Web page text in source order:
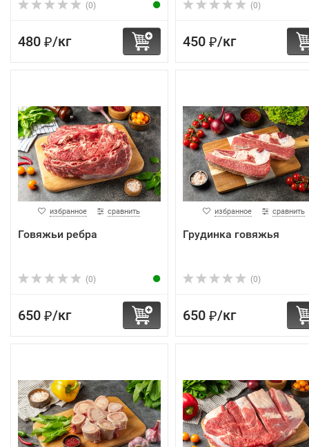
(0)
480 ₽/кг
(0)
450 ₽/кг
избранное сравнить
Говяжьи ребра
(0)
650 ₽/кг
избранное сравнить
Грудинка говяжья
(0)
650 ₽/кг